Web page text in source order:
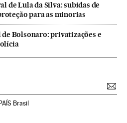
de Lula da Silva: subidas de
para as minorias
Bolsonaro: privatizações e
Brasil